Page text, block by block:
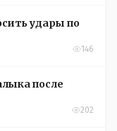
удары по
146
после
202